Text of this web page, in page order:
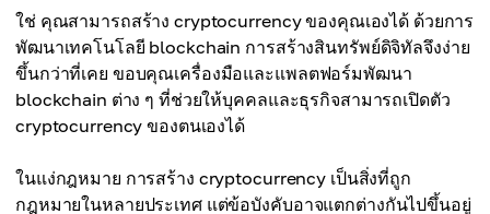
ใช่ คุณสามารถสร้าง cryptocurrency ของคุณเองได้ ด้วยการ
พัฒนาเทคโนโลยี blockchain การสร้างสินทรัพย์ดิจิทัลจึงง่าย
ขึ้นกว่าที่เคย ขอบคุณเครื่องมือและแพลตฟอร์มพัฒนา
blockchain ต่าง ๆ ที่ช่วยให้บุคคลและธุรกิจสามารถเปิดตัว
cryptocurrency ของตนเองได้
ในแง่กฎหมาย การสร้าง cryptocurrency เป็นสิ่งที่ถูก
กฎหมายในหลายประเทศ แต่ข้อบังคับอาจแตกต่างกันไปขึ้นอยู่